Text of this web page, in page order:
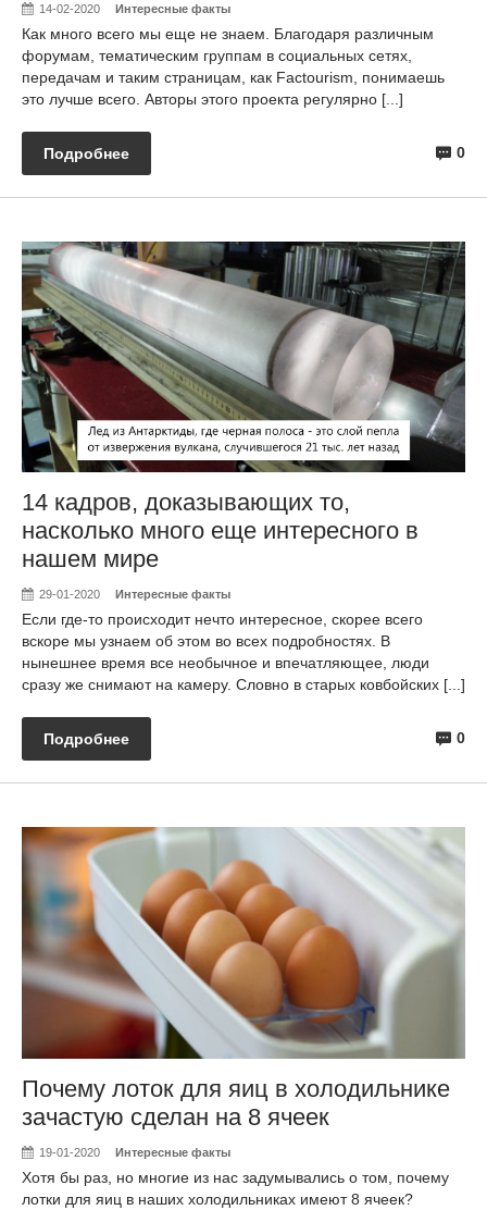
14-02-2020 Интересные факты
Как много всего мы еще не знаем. Благодаря различным
форумам, тематическим группам в социальных сетях,
передачам и таким страницам, как Factourism, понимаешь
это лучше всего. Авторы этого проекта регулярно [...]
0
Подробнее
14 кадров, доказывающих то,
насколько много еще интересного в
нашем мире
29-01-2020 Интересные факты
Если где-то происходит нечто интересное, скорее всего
вскоре мы узнаем об этом во всех подробностях. В
нынешнее время все необычное и впечатляющее, люди
сразу же снимают на камеру. Словно в старых ковбойских [...]
0
Подробнее
Почему лоток для яиц в холодильнике
зачастую сделан на 8 ячеек
19-01-2020 Интересные факты
Хотя бы раз, но многие из нас задумывались о том, почему
лотки для яиц в наших холодильниках имеют 8 ячеек?